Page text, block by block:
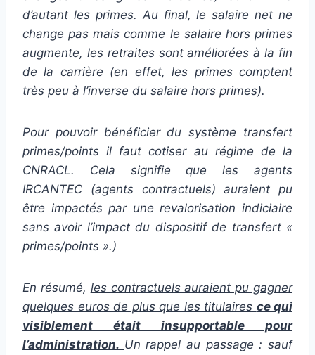
d’autant les primes. Au final, le salaire net ne
change pas mais comme le salaire hors primes
augmente, les retraites sont améliorées à la fin
de la carrière (en effet, les primes comptent
très peu à l’inverse du salaire hors primes).
Pour pouvoir bénéficier du système transfert
primes/points il faut cotiser au régime de la
CNRACL. Cela signifie que les agents
IRCANTEC (agents contractuels) auraient pu
être impactés par une revalorisation indiciaire
sans avoir l’impact du dispositif de transfert «
primes/points ».)
En résumé, les contractuels auraient pu gagner
quelques euros de plus que les titulaires ce qui
visiblement était insupportable pour
l’administration. Un rappel au passage : sauf